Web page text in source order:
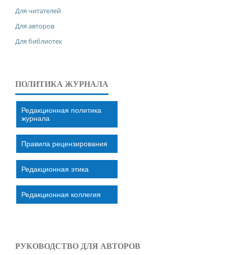
Для читателей
Для авторов
Для библиотек
ПОЛИТИКА ЖУРНАЛА
Редакционная политика
журнала
Правила рецензирования
Редакционная этика
Редакционная коллегия
РУКОВОДСТВО ДЛЯ АВТОРОВ